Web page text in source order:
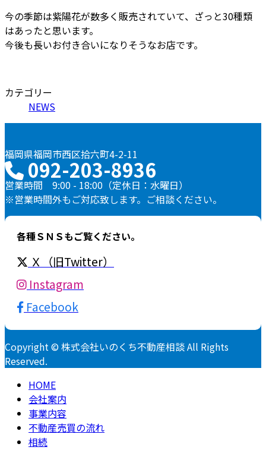
今の季節は紫陽花が数多く販売されていて、ざっと30種類
はあったと思います。
今後も長いお付き合いになりそうなお店です。
カテゴリー
NEWS
福岡県福岡市西区拾六町4-2-11
092-203-8936
営業時間 9:00 - 18:00（定休日：水曜日）
※営業時間外もご対応致します。ご相談ください。
各種ＳＮＳもご覧ください。
Ｘ（旧Twitter）
Instagram
Facebook
Copyright © 株式会社いのくち不動産相談 All Rights
Reserved.
HOME
会社案内
事業内容
不動産売買の流れ
相続